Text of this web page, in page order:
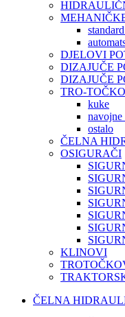
DJELOVI
DIZAJUČE
DIZAJUČE
TRO-
kuke
navojne
ostalo
ČELNA
OSIGURAČI
KLINOVI
ČELNA